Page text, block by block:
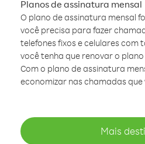
Planos de assinatura mensal
O plano de assinatura mensal
você precisa para fazer
telefones fixos e celulares com
você tenha que renovar o
Com o plano de assinatura
economizar nas chamadas que
Mais